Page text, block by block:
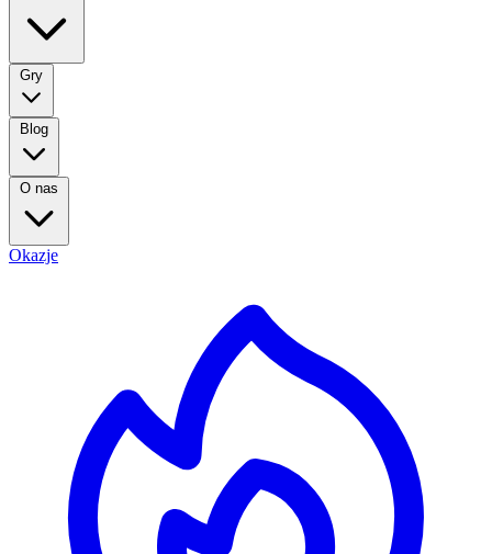
Gry
Blog
O nas
Okazje